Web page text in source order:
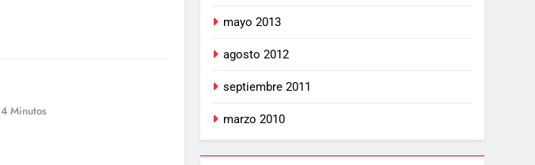
4 Minutos
mayo 2013
agosto 2012
septiembre 2011
marzo 2010